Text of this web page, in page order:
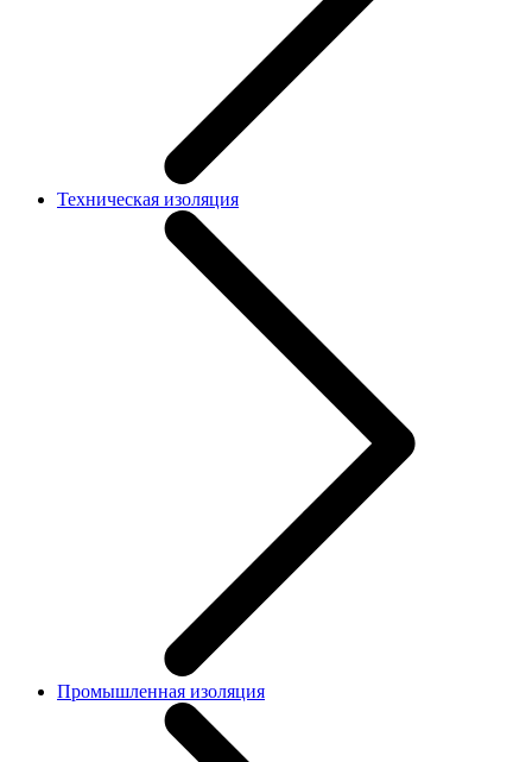
Техническая изоляция
Промышленная изоляция